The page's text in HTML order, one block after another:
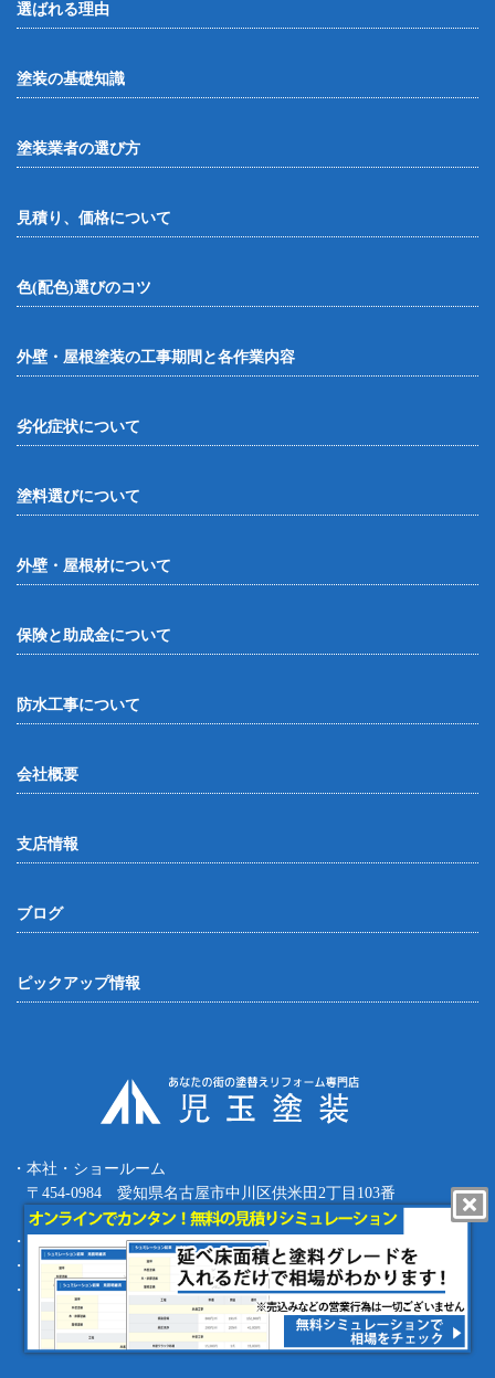
選ばれる理由
塗装の基礎知識
塗装業者の選び方
見積り、価格について
色(配色)選びのコツ
外壁・屋根塗装の工事期間と各作業内容
劣化症状について
塗料選びについて
外壁・屋根材について
保険と助成金について
防水工事について
会社概要
支店情報
ブログ
ピックアップ情報
・本社・ショールーム
〒454-0984 愛知県名古屋市中川区供米田2丁目103番
Tel.052-387-8427 Fax.052-387-8497
・四日市支店 〒512-0911 三重県四日市市生桑町270-36
・緑支店 〒458-0801 愛知県名古屋市緑区鳴海町根古屋1-16
・工事部 〒455-0873 愛知県名古屋市港区春田野1丁目1709番地
copyright (c) 児玉塗装 Allrights reserved.